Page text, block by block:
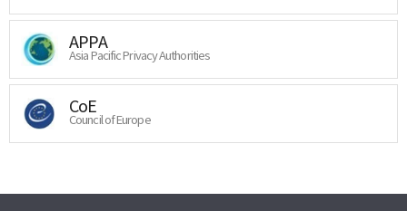
APPA
Asia Pacific Privacy Authorities
CoE
Council of Europe